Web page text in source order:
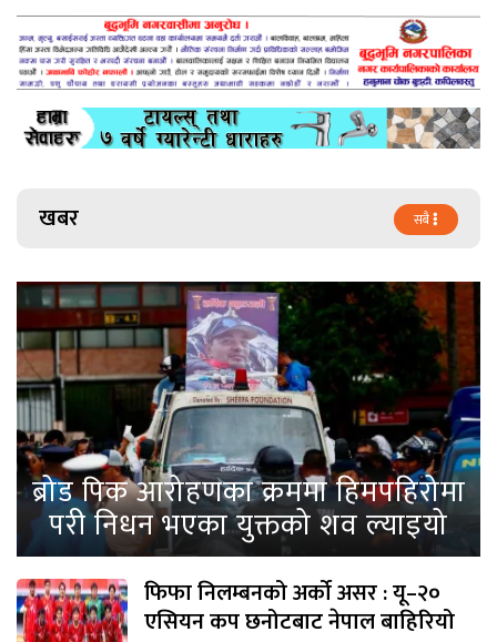
खबर सबै
ब्रोड पिक आरोहणका क्रममा हिमपहिरोमा
परी निधन भएका युक्तको शव ल्याइयो
फिफा निलम्बनको अर्को असर : यू–२०
एसियन कप छनोटबाट नेपाल बाहिरियो